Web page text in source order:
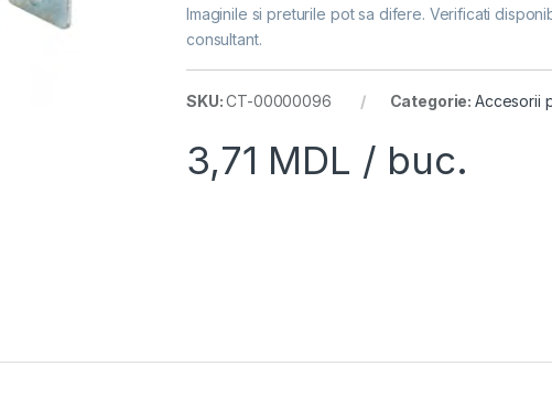
Imaginile si preturile pot sa difere. Verificati
consultant.
SKU:CT-00000096 Categorie: Accesorii
3,71 MDL / buc.